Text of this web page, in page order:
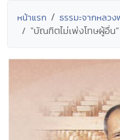
หน้าแรก ธรรมะจากหลว
"บัณฑิตไม่เพ่งโทษผู้อื่น"